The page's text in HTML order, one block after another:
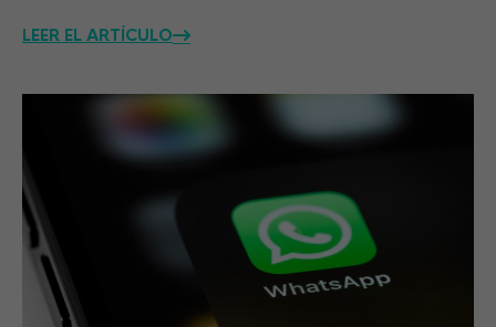
LEER EL ARTÍCULO